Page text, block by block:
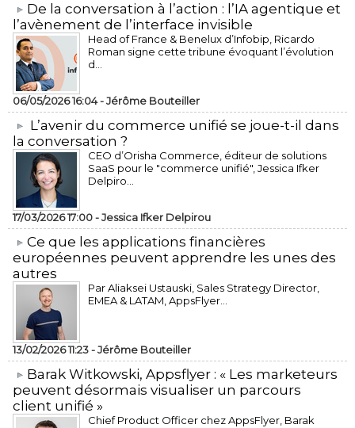
​De la conversation à l’action : l’IA agentique et
l’avènement de l’interface invisible
Head of France & Benelux d’Infobip, Ricardo
Roman signe cette tribune évoquant l’évolution
d...
06/05/2026 16:04 -Jérôme Bouteiller
L’avenir du commerce unifié se joue-t-il dans
la conversation ?
CEO d’Orisha Commerce, éditeur de solutions
SaaS pour le "commerce unifié", Jessica Ifker
Delpiro...
17/03/2026 17:00 -Jessica Ifker Delpirou
​Ce que les applications financières
européennes peuvent apprendre les unes des
autres
Par Aliaksei Ustauski, Sales Strategy Director,
EMEA & LATAM, AppsFlyer...
13/02/2026 11:23 -Jérôme Bouteiller
​Barak Witkowski, Appsflyer : « Les marketeurs
peuvent désormais visualiser un parcours
client unifié »
Chief Product Officer chez AppsFlyer, ​Barak